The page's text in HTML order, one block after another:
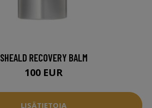
SHEALD RECOVERY BALM
100 EUR
LISÄTIETOJA